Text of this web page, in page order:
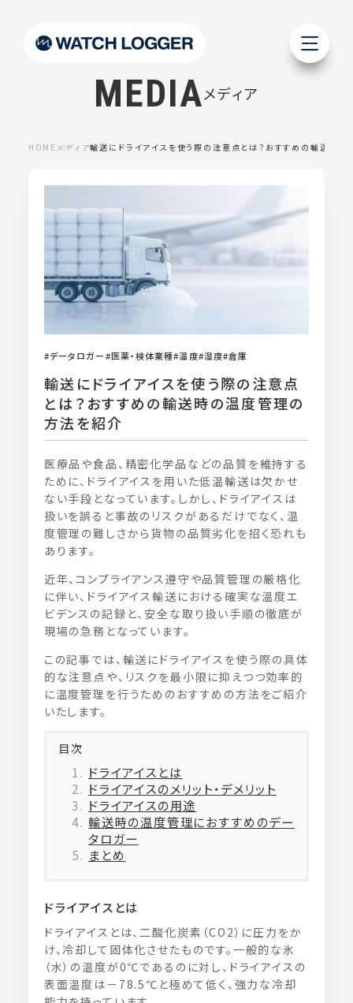
MEDIAメディア
HOMEメディア輸送にドライアイスを使う際の注意点とは？おすすめの輸送時
データロガー 医薬・検体業種 温度 湿度 倉庫
輸送にドライアイスを使う際の注意点
とは？おすすめの輸送時の温度管理の
方法を紹介
医療品や食品、精密化学品などの品質を維持する
ために、ドライアイスを用いた低温輸送は欠かせ
ない手段となっています。しかし、ドライアイスは
扱いを誤ると事故のリスクがあるだけでなく、温
度管理の難しさから貨物の品質劣化を招く恐れも
あります。
近年、コンプライアンス遵守や品質管理の厳格化
に伴い、ドライアイス輸送における確実な温度エ
ビデンスの記録と、安全な取り扱い手順の徹底が
現場の急務となっています。
この記事では、輸送にドライアイスを使う際の具体
的な注意点や、リスクを最小限に抑えつつ効率的
に温度管理を行うためのおすすめの方法をご紹介
いたします。
目次
ドライアイスとは
ドライアイスのメリット・デメリット
ドライアイスの用途
輸送時の温度管理におすすめのデー
タロガー
まとめ
ドライアイスとは
ドライアイスとは、二酸化炭素（CO2）に圧力をか
け、冷却して固体化させたものです。一般的な氷
（水）の温度が0℃であるのに対し、ドライアイスの
表面温度は－78.5℃と極めて低く、強力な冷却